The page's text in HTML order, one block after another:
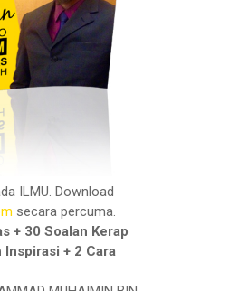
ILMU. Download
secara percuma.
+ 30 Soalan Kerap
Inspirasi + 2 Cara